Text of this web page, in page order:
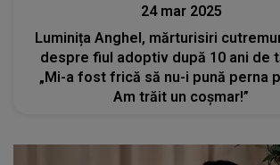
24 mar 2025
Luminița Anghel, mărturisiri
despre fiul adoptiv după 10 ani de
„Mi-a fost frică să nu-i pună perna
Am trăit un coșmar!”